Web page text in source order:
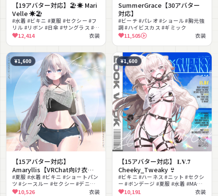
【19アバター対応】🏖️☀️ Mari
Velle ☀️🏖️
#水着 #ビキニ #夏服 #セクシー #フ
リル #リボン #日傘 #サングラス #浮
き輪 #リゾート
12,414 衣装
SummerGrace【30アバター
対応】
#ビーチ #パレオ #ショール #胸元強
調 #ハイビスカス #ギミック
11,505 衣装
¥1,600
【15アバター対応】
Amaryllis【VRChat向け衣装
モデル】
#夏服 #水着 #ビキニ #ショートパン
ツ #シースルー #セクシー #デニム #
サンダル #タンクトップ #リゾート
10,526 衣装
¥1,600
【15アバター対応】 𝐋𝐕.𝟕
Cheeky_Tweaky 👙
#ビキニ #ハーネス #ニット #セクシ
ー #ボンデージ #夏服 #水着 #MA対
応 #lilToon対応
10,191 衣装